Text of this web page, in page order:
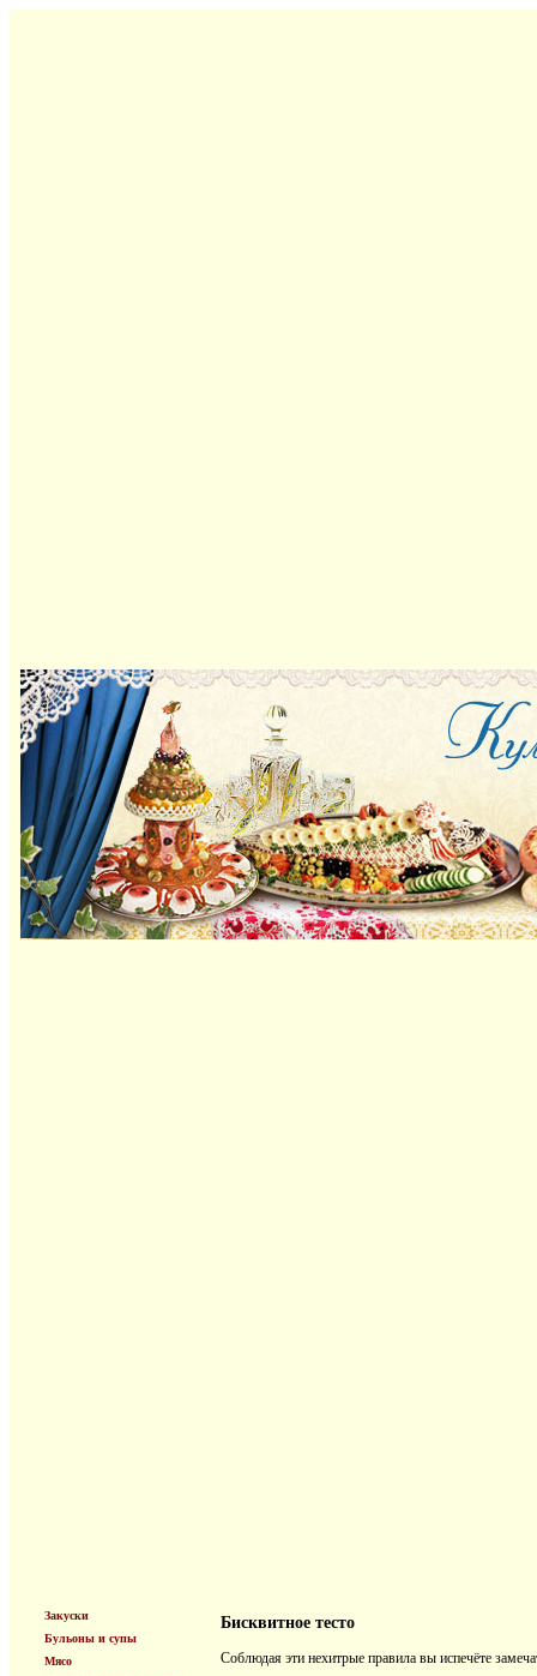
Закуски
Бульоны и супы
Мясо
Бисквитное тесто
Соблюдая эти нехитрые правила вы испечёте